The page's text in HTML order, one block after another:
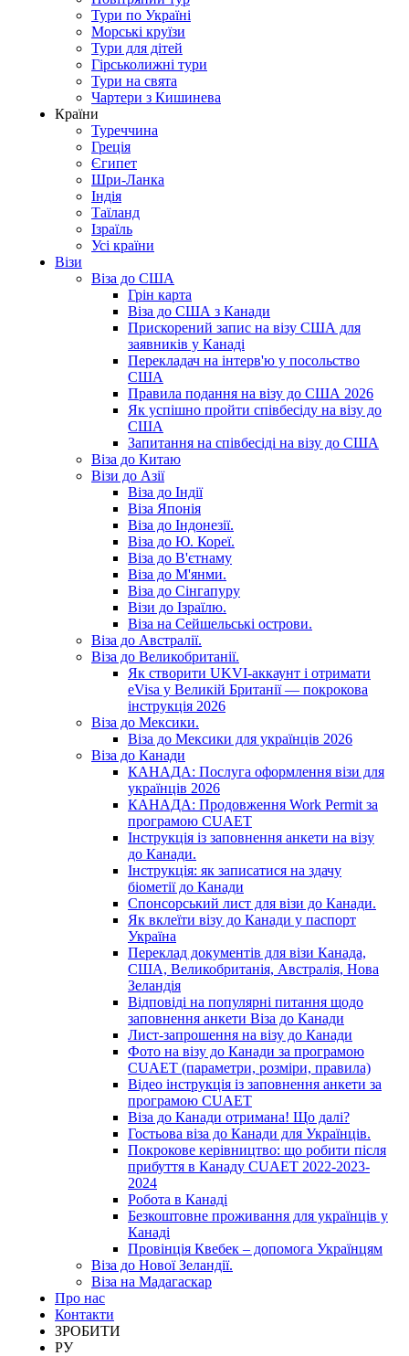
Тури по Україні
Морські круїзи
Тури для дітей
Гірськолижні тури
Тури на свята
Чартери з Кишинева
Країни
Туреччина
Греція
Єгипет
Шри-Ланка
Індія
Таїланд
Ізраїль
Усі країни
Візи
Віза до США
Грін карта
Віза до США з Канади
Прискорений запис на візу США для
заявників у Канаді
Перекладач на інтерв'ю у посольство
США
Правила подання на візу до США 2026
Як успішно пройти співбесіду на візу до
США
Запитання на співбесіді на візу до США
Віза до Китаю
Візи до Азії
Віза до Індії
Віза Японія
Віза до Індонезії.
Віза до Ю. Кореї.
Віза до В'єтнаму
Віза до М'янми.
Віза до Сінгапуру
Візи до Ізраїлю.
Віза на Сейшельські острови.
Віза до Австралії.
Віза до Великобританії.
Як створити UKVI-аккаунт і отримати
eVisa у Великій Британії — покрокова
інструкція 2026
Віза до Мексики.
Віза до Мексики для українців 2026
Віза до Канади
КАНАДА: Послуга оформлення візи для
українців 2026
КАНАДА: Продовження Work Permit за
програмою CUAET
Інструкція із заповнення анкети на візу
до Канади.
Інструкція: як записатися на здачу
біометії до Канади
Спонсорський лист для візи до Канади.
Як вклеїти візу до Канади у паспорт
Україна
Переклад документів для візи Канада,
США, Великобританія, Австралія, Нова
Зеландія
Відповіді на популярні питання щодо
заповнення анкети Віза до Канади
Лист-запрошення на візу до Канади
Фото на візу до Канади за програмою
CUAET (параметри, розміри, правила)
Відео інструкція із заповнення анкети за
програмою CUAET
Віза до Канади отримана! Що далі?
Гостьова віза до Канади для Українців.
Покрокове керівництво: що робити після
прибуття в Канаду CUAET 2022-2023-
2024
Робота в Канаді
Безкоштовне проживання для українців у
Канаді
Провінція Квебек – допомога Українцям
Віза до Нової Зеландії.
Віза на Мадагаскар
Про нас
Контакти
ЗРОБИТИ
РУ